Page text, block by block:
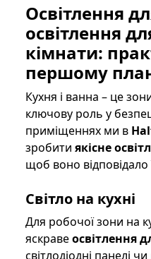
Освітлення
освітлення
кімнати:
першому
Кухня і ванна – це
ключову роль у
приміщеннях ми в
зробити якісне
щоб воно відповідало
Світло на кухні
Для робочої зони на
яскравеосвітлення
світлодіодні панелі